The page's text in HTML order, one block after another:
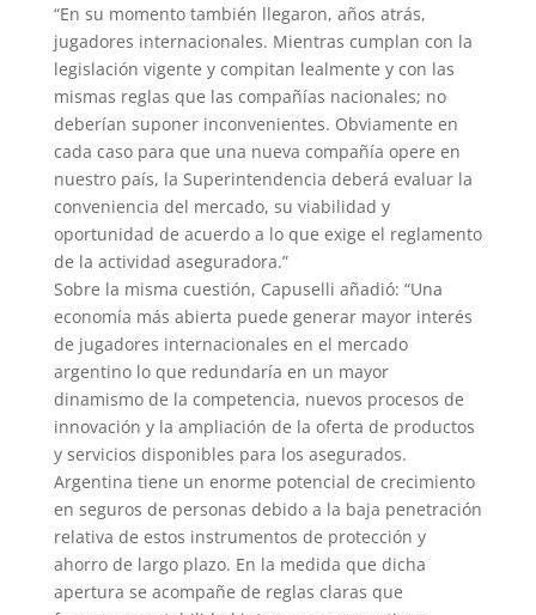
“En su momento también llegaron, años atrás,
jugadores internacionales. Mientras cumplan con la
legislación vigente y compitan lealmente y con las
mismas reglas que las compañías nacionales; no
deberían suponer inconvenientes. Obviamente en
cada caso para que una nueva compañía opere en
nuestro país, la Superintendencia deberá evaluar la
conveniencia del mercado, su viabilidad y
oportunidad de acuerdo a lo que exige el reglamento
de la actividad aseguradora.”
Sobre la misma cuestión, Capuselli añadió: “Una
economía más abierta puede generar mayor interés
de jugadores internacionales en el mercado
argentino lo que redundaría en un mayor
dinamismo de la competencia, nuevos procesos de
innovación y la ampliación de la oferta de productos
y servicios disponibles para los asegurados.
Argentina tiene un enorme potencial de crecimiento
en seguros de personas debido a la baja penetración
relativa de estos instrumentos de protección y
ahorro de largo plazo. En la medida que dicha
apertura se acompañe de reglas claras que